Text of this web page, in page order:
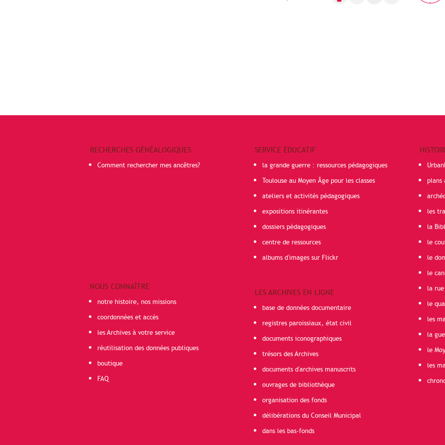
RECHERCHES GÉNÉALOGIQUES
Comment rechercher mes ancêtres?
NOUS CONNAÎTRE
notre histoire, nos missions
coordonnées et accès
les Archives à votre service
réutilisation des données publiques
boutique
FAQ
SERVICE ÉDUCATIF
la grande guerre : ressources pédagogiques
Toulouse au Moyen Âge pour les classes
ateliers et activités pédagogiques
expositions itinérantes
dossiers pédagogiques
centre de ressources
albums d'images sur Flickr
LES ARCHIVES EN LIGNE
base de données documentaire
registres paroissiaux, état civil
documents iconographiques
trésors des Archives
documents d'archives manuscrits
ouvrages de bibliothèque
organisation des fonds
délibérations du Conseil Municipal
dans les bas-fonds
plans
les
la
le
le
le
la rue
le
les
la
le
les